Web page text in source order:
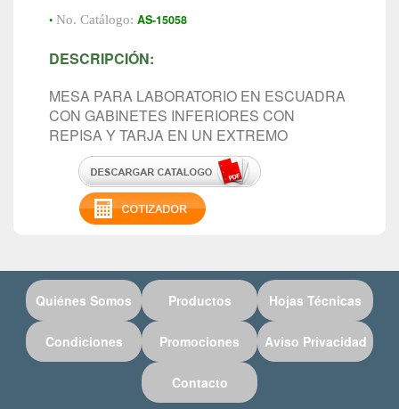
• No. Catálogo: AS-15058
DESCRIPCIÓN:
MESA PARA LABORATORIO EN ESCUADRA
CON GABINETES INFERIORES CON
REPISA Y TARJA EN UN EXTREMO
Quiénes Somos Productos Hojas Técnicas
Condiciones Promociones Aviso Privacidad
Contacto